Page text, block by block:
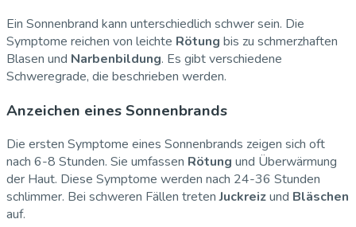
Ein Sonnenbrand kann unterschiedlich schwer sein. Die
Symptome reichen von leichte Rötung bis zu schmerzhaften
Blasen und Narbenbildung. Es gibt verschiedene
Schweregrade, die beschrieben werden.
Anzeichen eines Sonnenbrands
Die ersten Symptome eines Sonnenbrands zeigen sich oft
nach 6-8 Stunden. Sie umfassen Rötung und Überwärmung
der Haut. Diese Symptome werden nach 24-36 Stunden
schlimmer. Bei schweren Fällen tretenJuckreizund Bläschen
auf.